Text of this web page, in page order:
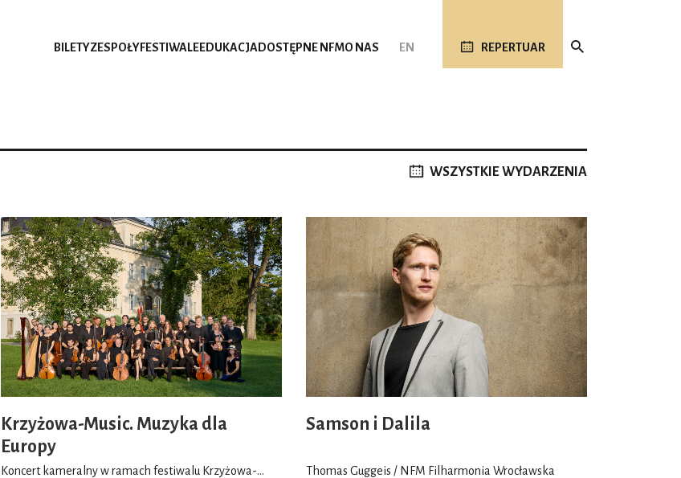
BILETYZESPOŁYFESTIWALEEDUKACJA DOSTĘPNE NFMO NAS EN REPERTUAR
WSZYSTKIE WYDARZENIA
Krzyżowa-Music. Muzyka dla
Europy
Koncert kameralny w ramach festiwalu Krzyżowa-
Samson i Dalila
Thomas Guggeis / NFM Filharmonia Wrocławska